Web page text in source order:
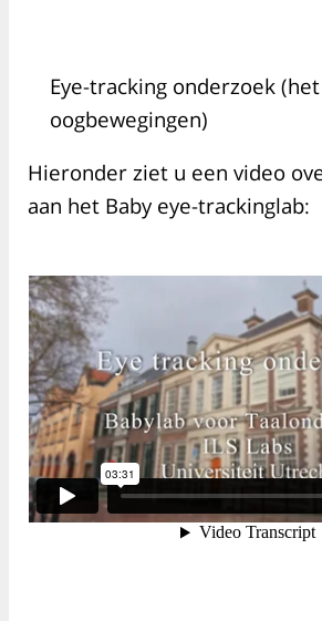
Eye-tracking onderzoek
oogbewegingen)
Hieronder ziet u een video
aan het Baby eye-trackinglab: